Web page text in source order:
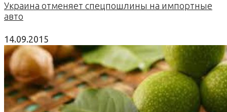
Украина отменяет спецпошлины на импортные
авто
14.09.2015